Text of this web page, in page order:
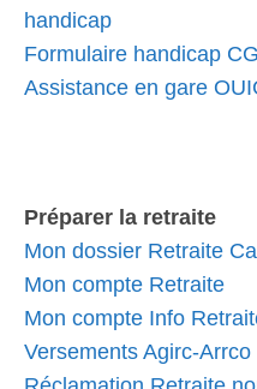
handicap
Formulaire handicap
Assistance en gare
Préparer la retraite
Mon dossier Retraite
Mon compte Retraite
Mon compte Info
Versements Agirc-Arrco